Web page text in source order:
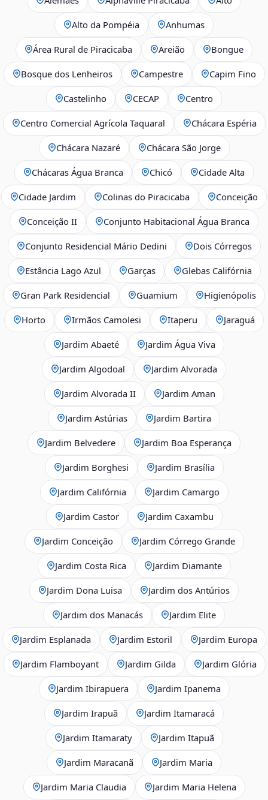
Alto da Pompéia Anhumas
Área Rural de Piracicaba Areião Bongue
Bosque dos Lenheiros Campestre Capim Fino
Castelinho CECAP Centro
Centro Comercial Agrícola Taquaral Chácara Espéria
Chácara Nazaré Chácara São Jorge
Chácaras Água Branca Chicó Cidade Alta
Cidade Jardim Colinas do Piracicaba Conceição
Conceição II Conjunto Habitacional Água Branca
Conjunto Residencial Mário Dedini Dois Córregos
Estância Lago Azul Garças Glebas Califórnia
Gran Park Residencial Guamium Higienópolis
Horto Irmãos Camolesi Itaperu Jaraguá
Jardim Abaeté Jardim Água Viva
Jardim Algodoal Jardim Alvorada
Jardim Alvorada II Jardim Aman
Jardim Astúrias Jardim Bartira
Jardim Belvedere Jardim Boa Esperança
Jardim Borghesi Jardim Brasília
Jardim Califórnia Jardim Camargo
Jardim Castor Jardim Caxambu
Jardim Conceição Jardim Córrego Grande
Jardim Costa Rica Jardim Diamante
Jardim Dona Luisa Jardim dos Antúrios
Jardim dos Manacás Jardim Elite
Jardim Esplanada Jardim Estoril Jardim Europa
Jardim Flamboyant Jardim Gilda Jardim Glória
Jardim Ibirapuera Jardim Ipanema
Jardim Irapuã Jardim Itamaracá
Jardim Itamaraty Jardim Itapuã
Jardim Maracanã Jardim Maria
Jardim Maria Claudia Jardim Maria Helena